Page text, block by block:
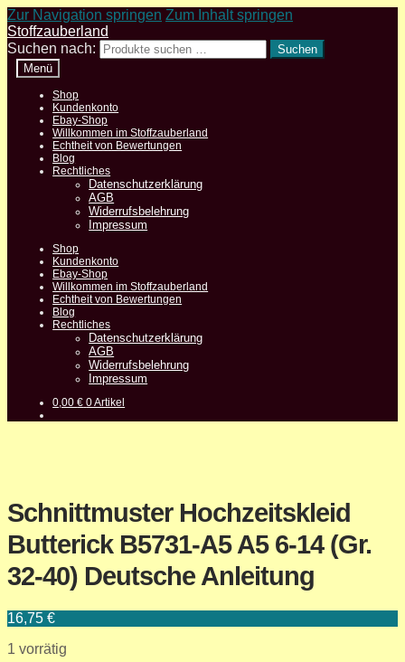
Zur Navigation springen Zum Inhalt springen
Stoffzauberland
Suchen nach:
Suchen
Menü
Shop
Kundenkonto
Ebay-Shop
Willkommen im Stoffzauberland
Echtheit von Bewertungen
Blog
Rechtliches
Datenschutzerklärung
AGB
Widerrufsbelehrung
Impressum
Shop
Kundenkonto
Ebay-Shop
Willkommen im Stoffzauberland
Echtheit von Bewertungen
Blog
Rechtliches
Datenschutzerklärung
AGB
Widerrufsbelehrung
Impressum
0,00€ 0 Artikel
Schnittmuster Hochzeitskleid
Butterick B5731-A5 A5 6-14 (Gr.
32-40) Deutsche Anleitung
16,75 €
1 vorrätig